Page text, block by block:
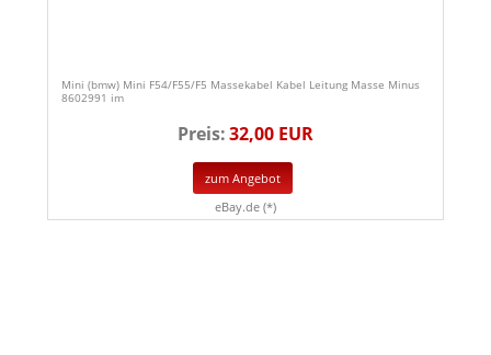
Mini (bmw) Mini F54/F55/F5 Massekabel Kabel Leitung Masse Minus
8602991 im
Preis:32,00 EUR
zum Angebot
eBay.de (*)